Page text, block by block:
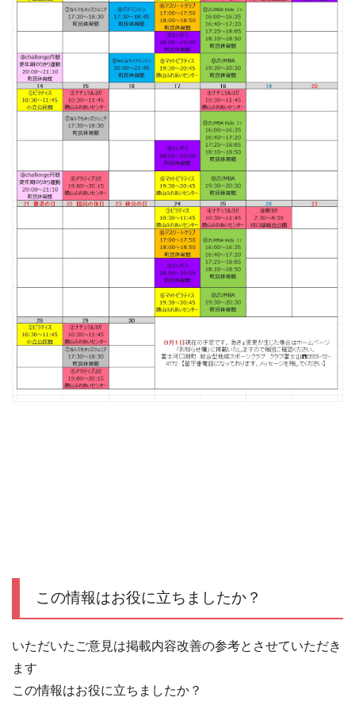
この情報はお役に立ちましたか？
いただいたご意見は掲載内容改善の参考とさせていただき
ます
この情報はお役に立ちましたか？